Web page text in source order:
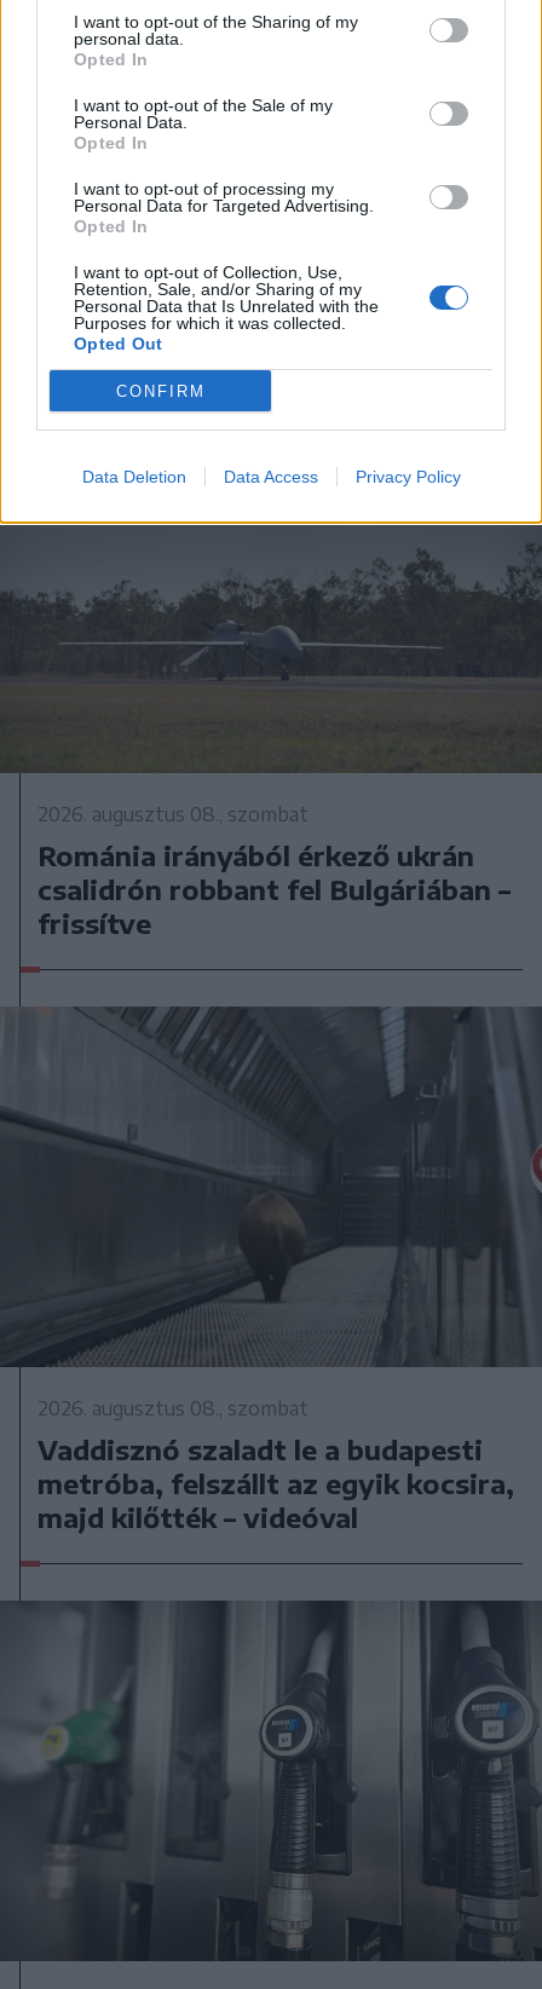
I want to opt-out of the Sharing of my
personal data.
Opted In
I want to opt-out of the Sale of my
Personal Data.
Opted In
I want to opt-out of processing my
Personal Data for Targeted Advertising.
Opted In
I want to opt-out of Collection, Use,
Retention, Sale, and/or Sharing of my
Personal Data that Is Unrelated with the
Purposes for which it was collected.
Opted Out
CONFIRM
Data Deletion Data Access Privacy Policy
2026. augusztus 08., szombat
Baka András elfogadta a felkérést a
köztársasági elnöki tisztségre
2026. augusztus 08., szombat
Románia irányából érkező ukrán
csalidrón robbant fel Bulgáriában –
frissítve
2026. augusztus 08., szombat
Vaddisznó szaladt le a budapesti
metróba, felszállt az egyik kocsira,
majd kilőtték – videóval